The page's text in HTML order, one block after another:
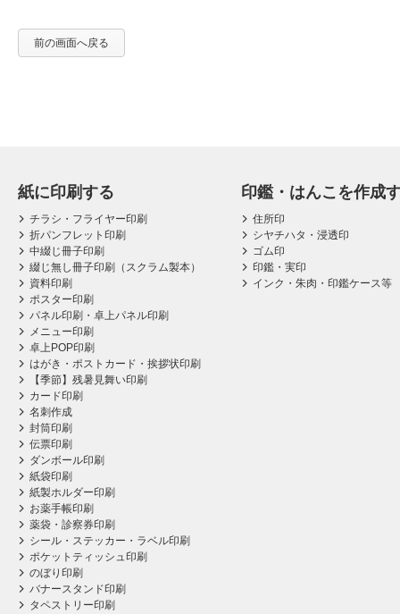
前の画面へ戻る
紙に印刷する
チラシ・フライヤー印刷
折パンフレット印刷
中綴じ冊子印刷
綴じ無し冊子印刷（スクラム製本）
資料印刷
ポスター印刷
パネル印刷・卓上パネル印刷
メニュー印刷
卓上POP印刷
はがき・ポストカード・挨拶状印刷
【季節】残暑見舞い印刷
カード印刷
名刺作成
封筒印刷
伝票印刷
ダンボール印刷
紙袋印刷
紙製ホルダー印刷
お薬手帳印刷
薬袋・診察券印刷
シール・ステッカー・ラベル印刷
ポケットティッシュ印刷
のぼり印刷
バナースタンド印刷
タペストリー印刷
印鑑・はんこを作成
住所印
シヤチハタ・浸透印
ゴム印
印鑑・実印
インク・朱肉・印鑑ケース等